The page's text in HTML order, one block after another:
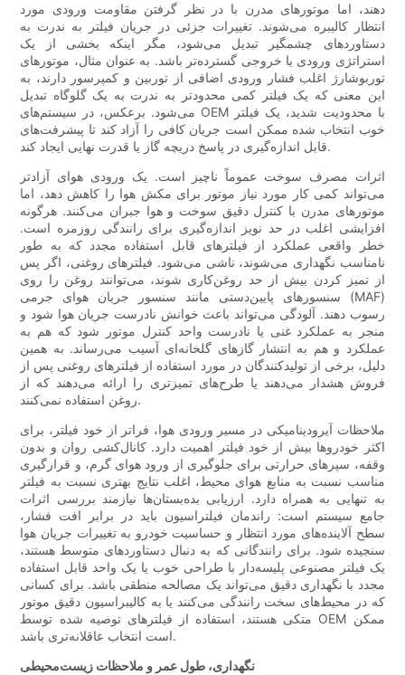
دهند، اما موتورهای مدرن با در نظر گرفتن مقاومت ورودی مورد
انتظار کالیبره می‌شوند. تغییرات جزئی در جریان فیلتر به ندرت به
دستاوردهای چشمگیر تبدیل می‌شود، مگر اینکه بخشی از یک
استراتژی ورودی یا خروجی گسترده‌تر باشد. به عنوان مثال، موتورهای
توربوشارژ اغلب فشار ورودی اضافی از توربین و کمپرسور دارند، به
این معنی که یک فیلتر کمی محدودتر به ندرت به یک گلوگاه تبدیل
می‌شود. برعکس، در سیستم‌های OEM با محدودیت شدید، یک فیلتر
خوب انتخاب شده ممکن است جریان کافی را آزاد کند تا پیشرفت‌های
قابل اندازه‌گیری در پاسخ دریچه گاز یا قدرت نهایی ایجاد کند.
اثرات مصرف سوخت عموماً ناچیز است. یک ورودی هوای آزادتر
می‌تواند کمی کار مورد نیاز موتور برای مکش هوا را کاهش دهد، اما
موتورهای مدرن با کنترل دقیق سوخت و هوا جبران می‌کنند. هرگونه
افزایشی اغلب در حد نویز اندازه‌گیری برای رانندگی روزمره است.
خطر واقعی عملکرد از فیلترهای قابل استفاده مجدد که به طور
نامناسب نگهداری می‌شوند، ناشی می‌شود. فیلترهای روغنی، اگر پس
از تمیز کردن بیش از حد روغن‌کاری شوند، می‌توانند روغن را روی
سنسورهای پایین‌دستی مانند سنسور جریان هوای جرمی (MAF)
رسوب دهند. آلودگی می‌تواند باعث خوانش نادرست جریان هوا شود و
منجر به عملکرد غنی یا نادرست واحد کنترل موتور شود که هم به
عملکرد و هم به انتشار گازهای گلخانه‌ای آسیب می‌رساند. به همین
دلیل، برخی از تولیدکنندگان در مورد استفاده از فیلترهای روغنی پس از
فروش هشدار می‌دهند یا طرح‌های تمیزتری را ارائه می‌دهند که از
روغن استفاده نمی‌کنند.
ملاحظات آیرودینامیکی در مسیر ورودی هوا، فراتر از خود فیلتر، برای
اکثر خودروها بیش از خود فیلتر اهمیت دارد. کانال‌کشی روان و بدون
وقفه، سپرهای حرارتی برای جلوگیری از ورود هوای گرم، و قرارگیری
مناسب نسبت به منابع هوای محیط، اغلب نتایج بهتری نسبت به فیلتر
به تنهایی به همراه دارد. ارزیابی بده‌بستان‌ها نیازمند بررسی اثرات
جامع سیستم است: راندمان فیلتراسیون باید در برابر افت فشار،
سطح آلاینده‌های مورد انتظار و حساسیت خودرو به تغییرات جریان هوا
سنجیده شود. برای رانندگانی که به دنبال دستاوردهای متوسط ​​هستند،
یک فیلتر مصنوعی پلیسه‌دار با طراحی خوب یا یک واحد قابل استفاده
مجدد با نگهداری دقیق می‌تواند یک مصالحه منطقی باشد. برای کسانی
که در محیط‌های سخت رانندگی می‌کنند یا به کالیبراسیون دقیق موتور
متکی هستند، استفاده از فیلترهای توصیه شده توسط OEM ممکن
است انتخاب عاقلانه‌تری باشد.
نگهداری، طول عمر و ملاحظات زیست‌محیطی